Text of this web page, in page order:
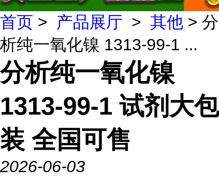
首页 > 产品展厅 > 其他 > 分
析纯一氧化镍 1313-99-1 ...
分析纯一氧化镍
1313-99-1 试剂大包
装 全国可售
2026-06-03